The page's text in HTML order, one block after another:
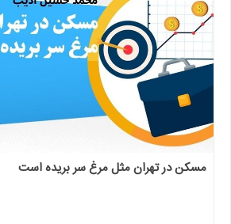
مسکن در تهران مثل مرغ سر بریده است